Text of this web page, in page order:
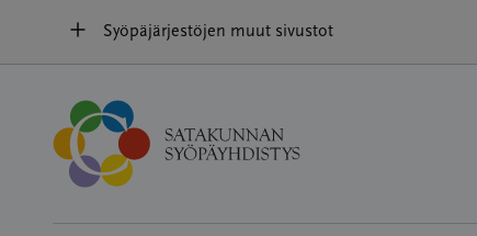
sisältöön
Syöpäjärjestöjen muut sivustot
Etusivu»Vapaaehtoistoiminta